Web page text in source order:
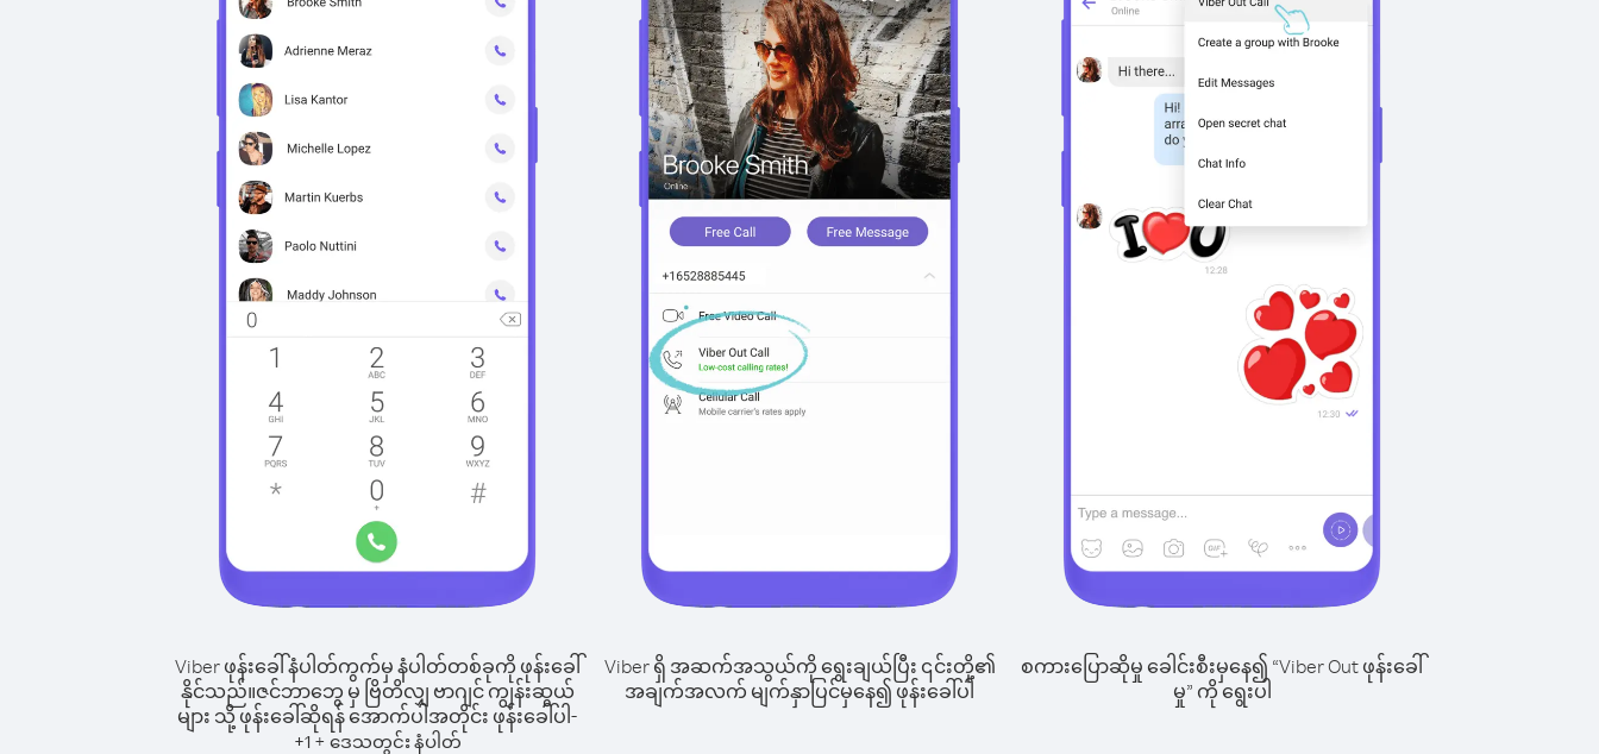
Viber ဖုန်းခေါ်နံပါတ်ကွက်မှ နံပါတ်တစ်ခုကို ဖုန်းခေါ်
နိုင်သည်။ဇင်ဘာဘွေ မှ ဗြိတိလျှ ဗာဂျင် ကျွန်းဆွယ်
များ သို့ ဖုန်းခေါ်ဆိုရန် အောက်ပါအတိုင်း ဖုန်းခေါ်ပါ-
+1+ ဒေသတွင်း နံပါတ်
Viber ရှိ အဆက်အသွယ်ကို ရွေးချယ်ပြီး ၎င်းတို့၏
အချက်အလက် မျက်နှာပြင်မှနေ၍ ဖုန်းခေါ်ပါ
စကားပြောဆိုမှု ခေါင်းစီးမှနေ၍ “Viber Out ဖုန်းခေါ်
မှု” ကို ရွေးပါ